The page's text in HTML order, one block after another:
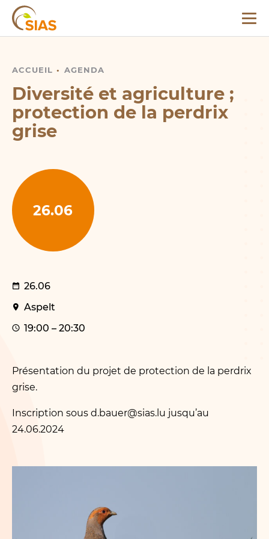
Menu
ACCUEIL AGENDA
DIVERSITÉ ET AGRICULTURE ; PROTECTION DE LA
Diversité et agriculture ;
protection de la perdrix
grise
26.06
26.06
Aspelt
19:00 – 20:30
Présentation du projet de protection de la perdrix
grise.
Inscription sous d.​bauer@​sias.​lu jusqu’au
24.06.2024